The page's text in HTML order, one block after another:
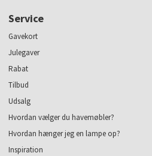
Service
Gavekort
Julegaver
Rabat
Tilbud
Udsalg
Hvordan vælger du havemøbler?
Hvordan hænger jeg en lampe op?
Inspiration